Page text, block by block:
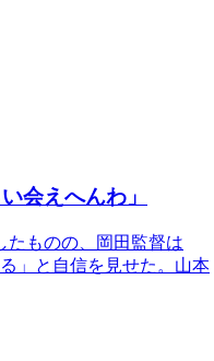
会えへんわ」
たものの、岡田監督は
」と自信を見せた。山本